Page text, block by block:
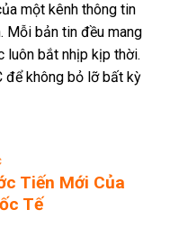
một kênh thông tin
Mỗi bản tin đều mang
luôn bắt nhịp kịp thời.
để không bỏ lỡ bất kỳ
Tiến Mới Của
Tế